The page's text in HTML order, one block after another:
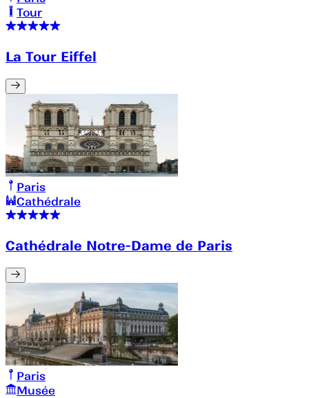
Tour
La Tour Eiffel
Paris
Cathédrale
Cathédrale Notre-Dame de Paris
Paris
Musée